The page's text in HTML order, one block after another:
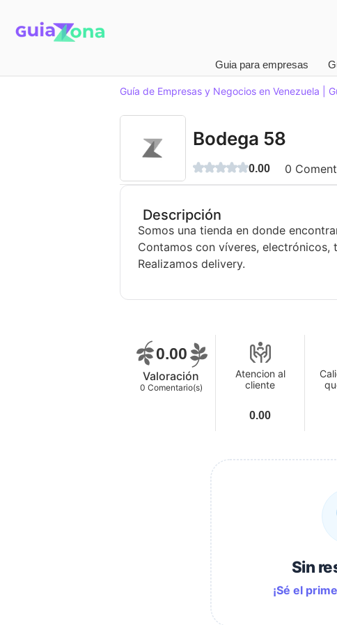
Guia para empresas
Guía de Empresas y Negocios en Venezuela |
Bodega 58
0.00 0
Descripción
Somos una tienda en donde
Contamos con víveres, electrónicos,
Realizamos delivery.
0.00
Valoración
0 Comentario(s)
Atencion al
cliente
0.00
Sin
¡Sé el